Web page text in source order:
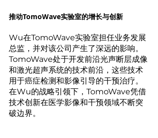
推动TomoWave实验室的增长与创新
Wu在TomoWave实验室担任业务发展
总监，并对该公司产生了深远的影响。
TomoWave处于开发前沿光声断层成像
和激光超声系统的技术前沿，这些技术
用于癌症检测和影像引导的干预治疗。
在Wu的战略引领下，TomoWave凭借
技术创新在医学影像和干预领域不断突
破边界。